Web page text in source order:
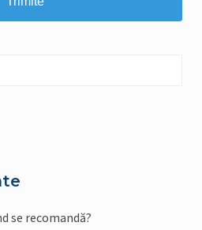
se recomandă?